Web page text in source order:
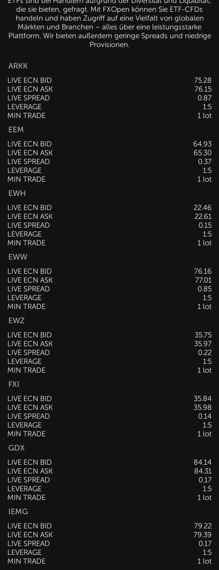
die sie bieten, gefragt. Mit FXOpen können Sie ETF-CFDs
handeln und haben Zugriff auf eine Vielfalt von globalen
Märkten und Branchen – alles über eine leistungsstarke
Plattform. Wir bieten außerdem geringe Spreads und niedrige
Provisionen.
ARKK
LIVE ECN BID
75.28
LIVE ECN ASK
76.15
LIVE SPREAD
0.87
LEVERAGE
1:5
MIN TRADE
1 lot
EEM
LIVE ECN BID
64.93
LIVE ECN ASK
65.30
LIVE SPREAD
0.37
LEVERAGE
1:5
MIN TRADE
1 lot
EWH
LIVE ECN BID
22.46
LIVE ECN ASK
22.61
LIVE SPREAD
0.15
LEVERAGE
1:5
MIN TRADE
1 lot
EWW
LIVE ECN BID
76.16
LIVE ECN ASK
77.01
LIVE SPREAD
0.85
LEVERAGE
1:5
MIN TRADE
1 lot
EWZ
LIVE ECN BID
35.75
LIVE ECN ASK
35.97
LIVE SPREAD
0.22
LEVERAGE
1:5
MIN TRADE
1 lot
FXI
LIVE ECN BID
35.84
LIVE ECN ASK
35.98
LIVE SPREAD
0.14
LEVERAGE
1:5
MIN TRADE
1 lot
GDX
LIVE ECN BID
84.14
LIVE ECN ASK
84.31
LIVE SPREAD
0.17
LEVERAGE
1:5
MIN TRADE
1 lot
IEMG
LIVE ECN BID
79.22
LIVE ECN ASK
79.39
LIVE SPREAD
0.17
LEVERAGE
1:5
MIN TRADE
1 lot